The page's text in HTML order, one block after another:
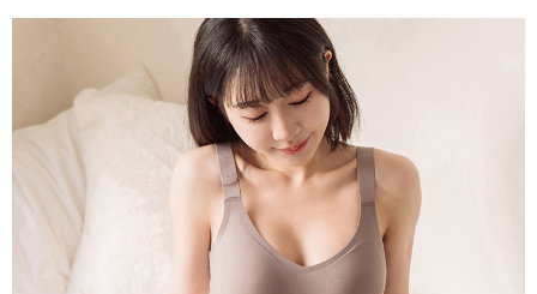
４．使用「AFTEE先享後付」時，將依據個別帳號之用戶狀況，依本公司即
時審查核予不同之上限額度；若仍有額度不足之情形，本公司將視審查結果
請求用戶進行身份認證。
５．嚴禁一人註冊多個帳號或使用他人資訊註冊。若發現惡意使用之情形，
恩沛科技股份有限公司將有權停止該用戶之使用額度並採取法律行動。